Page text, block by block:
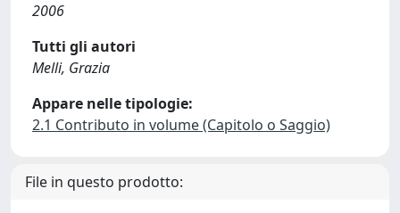
2006
Tutti gli autori
Melli, Grazia
Appare nelle tipologie:
2.1 Contributo in volume (Capitolo o Saggio)
File in questo prodotto: